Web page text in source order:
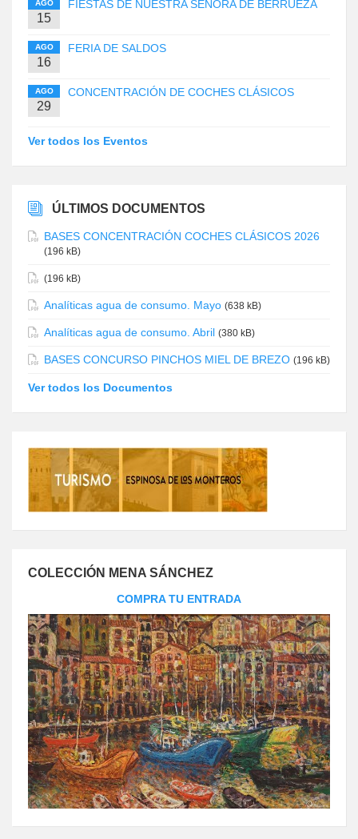
AGO
15
FIESTAS DE NUESTRA SEÑORA DE BERRUEZA
AGO
16
FERIA DE SALDOS
AGO
29
CONCENTRACIÓN DE COCHES CLÁSICOS
Ver todos los Eventos
ÚLTIMOS DOCUMENTOS
BASES CONCENTRACIÓN COCHES CLÁSICOS 2026
(196 kB)
(196 kB)
Analíticas agua de consumo. Mayo (638 kB)
Analíticas agua de consumo. Abril (380 kB)
BASES CONCURSO PINCHOS MIEL DE BREZO (196 kB)
Ver todos los Documentos
COLECCIÓN MENA SÁNCHEZ
COMPRA TU ENTRADA